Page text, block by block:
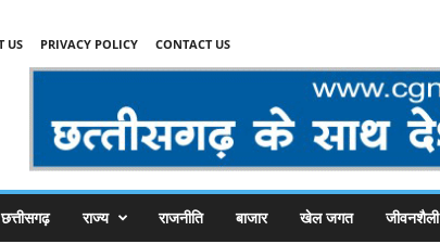
US PRIVACY POLICY CONTACT US
छत्तीसगढ़ राज्य राजनीति बाजार खेल जगत जीवनशैली